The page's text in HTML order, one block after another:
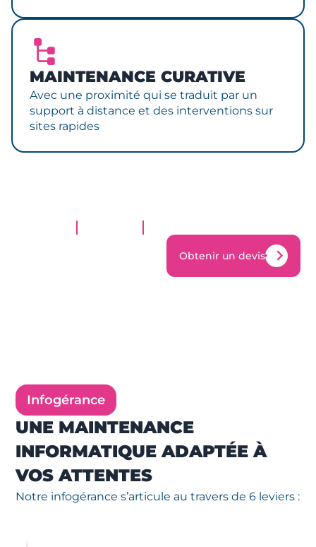
MAINTENANCE CURATIVE
Avec une proximité qui se traduit par un
support à distance et des interventions sur
sites rapides
Obtenir un devis
Infogérance
UNE MAINTENANCE
INFORMATIQUE ADAPTÉE À
VOS ATTENTES
Notre infogérance s’articule au travers de 6 leviers :